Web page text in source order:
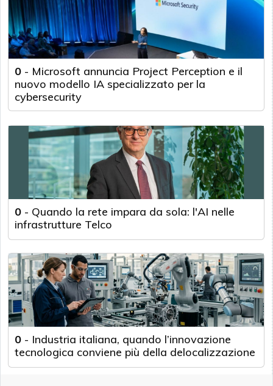
0 - Microsoft annuncia Project Perception e il
nuovo modello IA specializzato per la
cybersecurity
0 - Quando la rete impara da sola: l'AI nelle
infrastrutture Telco
0 - Industria italiana, quando l’innovazione
tecnologica conviene più della delocalizzazione